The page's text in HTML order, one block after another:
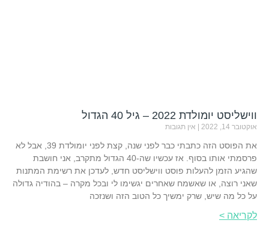
ווישליסט יומולדת 2022 – גיל 40 הגדול
אוקטובר 14, 2022 אין תגובות
את הפוסט הזה כתבתי כבר לפני שנה, קצת לפני יומולדת 39, אבל לא
פרסמתי אותו בסוף. אז עכשיו שה-40 הגדול מתקרב, אני חושבת
שהגיע הזמן להעלות פוסט ווישליסט חדש, לעדכן את רשימת המתנות
שאני רוצה, או שאשמח שאחרים יגשימו לי ובכל מקרה – בהודיה גדולה
על כל מה שיש, שרק ימשיך כל הטוב הזה ושנזכה
לקריאה >